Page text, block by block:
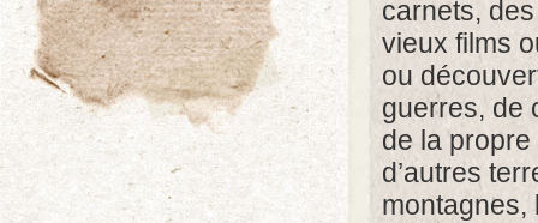
carnets,
vieux films
ou
guerres, de
de la
d’autres
montagnes,